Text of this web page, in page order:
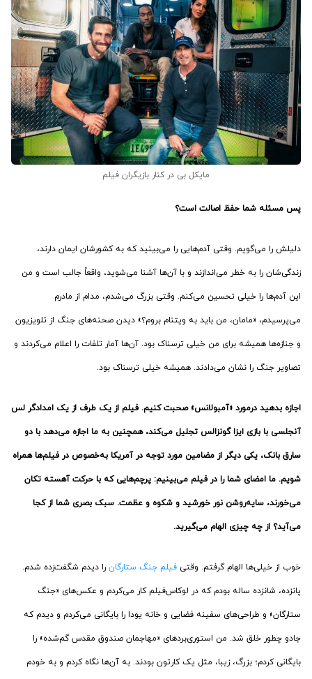
مایکل بی در کنار بازیگران فیلم
پس مسئله شما حفظ اصالت است؟
دلیلش را می‌گویم. وقتی آدم‌هایی را می‌بینید که به کشورشان ایمان دارند،
زندگی‌شان را به خطر می‌اندازند و با آن‌ها آشنا می‌شوید، واقعاً جالب است و من
این آدم‌ها را خیلی تحسین می‌کنم. وقتی بزرگ می‌شدم، مدام از مادرم
می‌پرسیدم، «مامان، من باید به ویتنام بروم؟» دیدن صحنه‌های جنگ از تلویزیون
و جنازه‌ها همیشه برای من خیلی ترسناک بود. آن‌ها آمار تلفات را اعلام می‌کردند و
تصاویر جنگ را نشان می‌دادند. همیشه خیلی ترسناک بود.
اجازه بدهید درمورد «آمبولانس» صحبت کنیم. فیلم از یک طرف از یک امدادگر لس
آنجلسی با بازی ایزا گونزالس تجلیل می‌کند، همچنین به ما اجازه می‌دهد با دو
سارق بانک، یکی دیگر از مضامین مورد توجه در آمریکا به‌خصوص در فیلم‌ها همراه
شویم. ما امضای شما را در فیلم می‌بینیم: پرچم‌هایی که با حرکت آهسته تکان
می‌خورند، سایه‌روشن نور خورشید و شکوه و عظمت. سبک بصری شما از کجا
می‌آید؟ از چه چیزی الهام می‌گیرید.
خوب از خیلی‌ها الهام گرفتم. وقتی فیلم جنگ ستارگان را دیدم شگفت‌زده شدم.
پانزده، شانزده ساله بودم که در لوکاس‌فیلم کار می‌کردم و عکس‌های «جنگ
ستارگان» و طراحی‌های سفینه فضایی و خانه یودا را بایگانی می‌کردم و دیدم که
جادو چطور خلق شد. من استوری‌بردهای «مهاجمان صندوق مقدس گم‌شده» را
بایگانی کردم؛ بزرگ، زیبا، مثل یک کارتون بودند. به آن‌ها نگاه کردم و به خودم